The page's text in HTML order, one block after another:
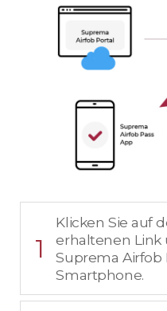
1
Klicken Sie auf
erhaltenen Link
Suprema Airfob
Smartphone.